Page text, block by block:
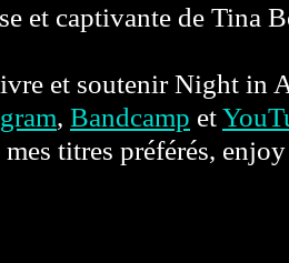
et captivante de Tina
et soutenir Night in
, Bandcamp et
titres préférés,